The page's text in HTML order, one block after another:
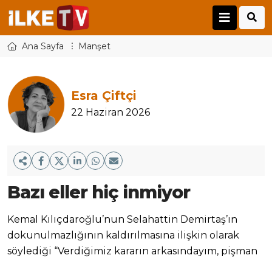
Ana Sayfa Manşet
Esra Çiftçi
22 Haziran 2026
Bazı eller hiç inmiyor
Kemal Kılıçdaroğlu’nun Selahattin Demirtaş’ın
dokunulmazlığının kaldırılmasına ilişkin olarak
söylediği “Verdiğimiz kararın arkasındayım, pişman